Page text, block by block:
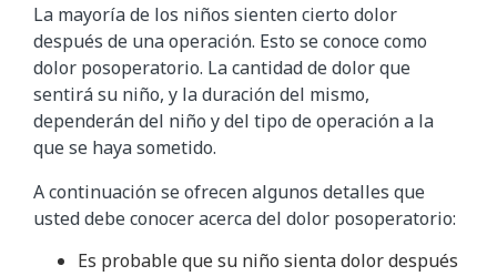
La mayoría de los niños sienten cierto dolor
después de una operación. Esto se conoce como
dolor posoperatorio. La cantidad de dolor que
sentirá su niño, y la duración del mismo,
dependerán del niño y del tipo de operación a la
que se haya sometido.
A continuación se ofrecen algunos detalles que
usted debe conocer acerca del dolor posoperatorio:
Es probable que su niño sienta dolor después